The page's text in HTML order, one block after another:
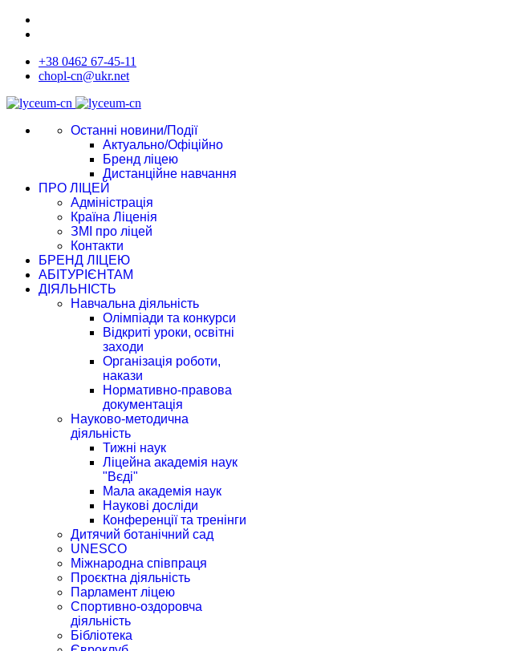
+38 0462 67-45-11
chopl-cn@ukr.net
Останні новини/Події
Актуально/Офіційно
Бренд ліцею
Дистанційне навчання
ПРО ЛІЦЕЙ
Адміністрація
Країна Ліценія
ЗМІ про ліцей
Контакти
БРЕНД ЛІЦЕЮ
АБІТУРІЄНТАМ
ДІЯЛЬНІСТЬ
Навчальна діяльність
Олімпіади та конкурси
Відкриті уроки, освітні
заходи
Організація роботи,
накази
Нормативно-правова
документація
Науково-методична
діяльність
Тижні наук
Ліцейна академія наук
"Вєді"
Мала академія наук
Наукові досліди
Конференції та тренінги
Дитячий ботанічний сад
UNESCO
Міжнародна співпраця
Проєктна діяльність
Парламент ліцею
Спортивно-оздоровча
діяльність
Бібліотека